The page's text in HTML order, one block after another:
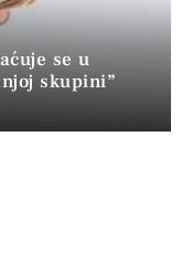
se u
skupini”